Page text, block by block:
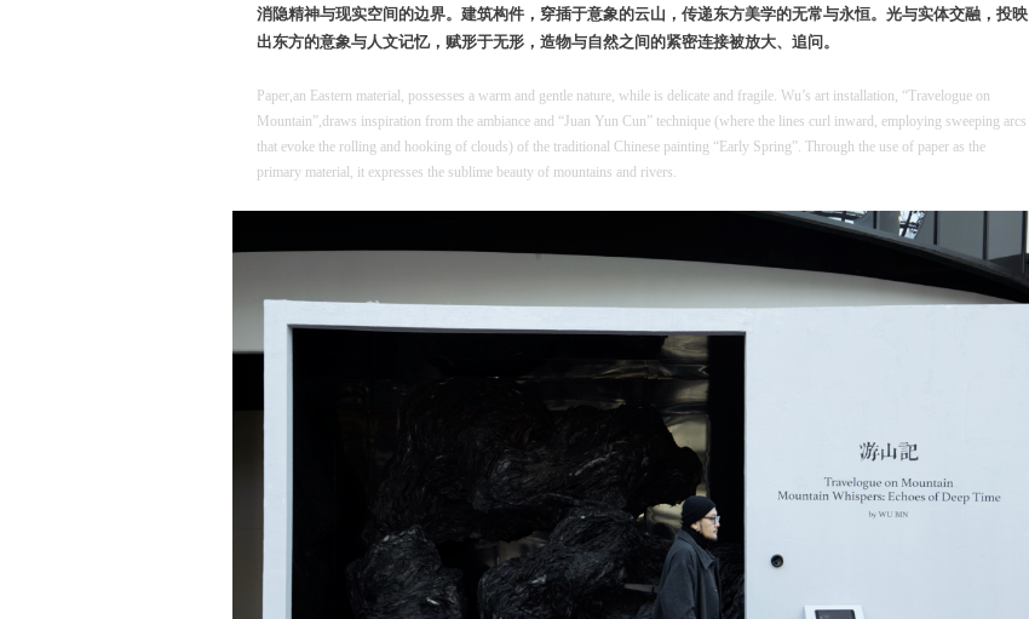
消隐精神与现实空间的边界。建筑构件，穿插于意象的云山，传递东方美学的无常与永恒。光与实体交融，投映
出东方的意象与人文记忆，赋形于无形，造物与自然之间的紧密连接被放大、追问。
Paper,an Eastern material, possesses a warm and gentle nature, while is delicate and fragile. Wu’s art installation, “Travelogue on
Mountain”,draws inspiration from the ambiance and “Juan Yun Cun” technique (where the lines curl inward, employing sweeping arcs
that evoke the rolling and hooking of clouds) of the traditional Chinese painting “Early Spring”. Through the use of paper as the
primary material, it expresses the sublime beauty of mountains and rivers.